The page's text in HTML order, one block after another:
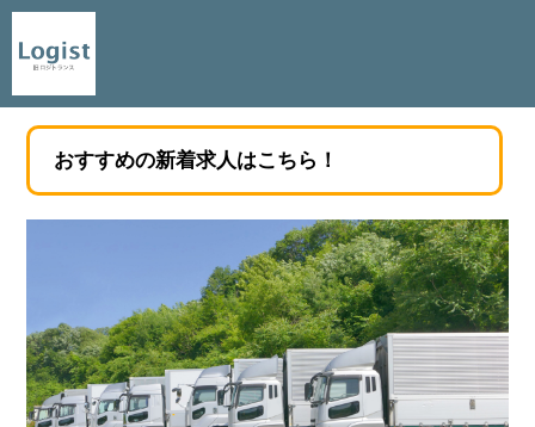
おすすめの新着求人はこちら！